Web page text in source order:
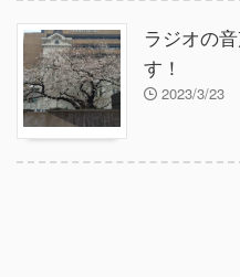
ラジオの
す！
2023/3/23